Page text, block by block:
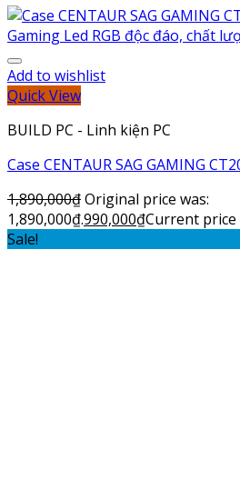
Add to wishlist
Quick View
BUILD PC - Linh kiện PC
Case CENTAUR SAG GAMING
1,890,000₫Original price was:
1,890,000₫.990,000₫Current price
Sale!